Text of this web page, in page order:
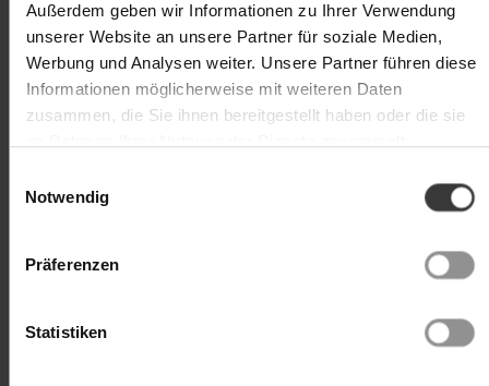
Außerdem geben wir Informationen zu Ihrer Verwendung
unserer Website an unsere Partner für soziale Medien,
Werbung und Analysen weiter. Unsere Partner führen diese
Informationen möglicherweise mit weiteren Daten
zusammen, die Sie ihnen bereitgestellt haben oder die sie
unsererDatenschutzerklärung
Notwendig
Präferenzen
Statistiken
12,90 €